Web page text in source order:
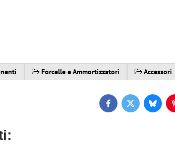
Forcelle e Ammortizzatori Accessori
FacebookTwitter